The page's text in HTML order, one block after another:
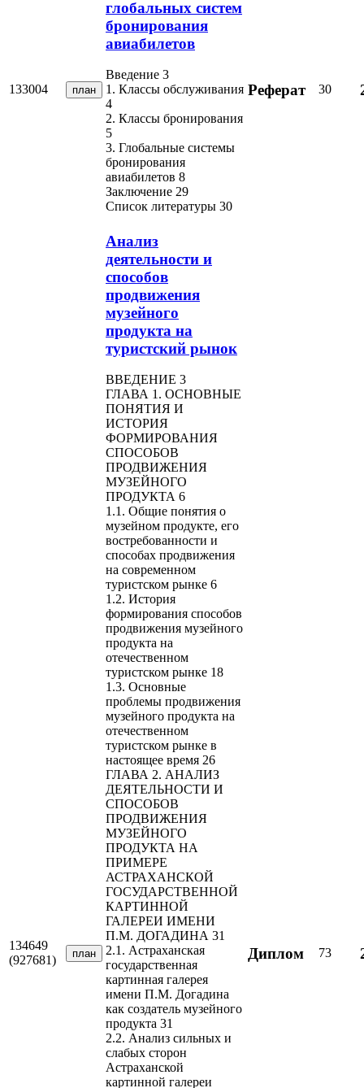
133004 план
глобальных систем
бронирования
авиабилетов
Введение 3
1. Классы обслуживания
4
2. Классы бронирования
5
3. Глобальные системы
бронирования
авиабилетов 8
Заключение 29
Список литературы 30
Реферат 30
134649
(927681)
план
Анализ
деятельности и
способов
продвижения
музейного
продукта на
туристский рынок
ВВЕДЕНИЕ 3
ГЛАВА 1. ОСНОВНЫЕ
ПОНЯТИЯ И
ИСТОРИЯ
ФОРМИРОВАНИЯ
СПОСОБОВ
ПРОДВИЖЕНИЯ
МУЗЕЙНОГО
ПРОДУКТА 6
1.1. Общие понятия о
музейном продукте, его
востребованности и
способах продвижения
на современном
туристском рынке 6
1.2. История
формирования способов
продвижения музейного
продукта на
отечественном
туристском рынке 18
1.3. Основные
проблемы продвижения
музейного продукта на
отечественном
туристском рынке в
настоящее время 26
ГЛАВА 2. АНАЛИЗ
ДЕЯТЕЛЬНОСТИ И
СПОСОБОВ
ПРОДВИЖЕНИЯ
МУЗЕЙНОГО
ПРОДУКТА НА
ПРИМЕРЕ
АСТРАХАНСКОЙ
ГОСУДАРСТВЕННОЙ
КАРТИННОЙ
ГАЛЕРЕИ ИМЕНИ
П.М. ДОГАДИНА 31
2.1. Астраханская
государственная
картинная галерея
имени П.М. Догадина
как создатель музейного
продукта 31
2.2. Анализ сильных и
слабых сторон
Астраханской
картинной галереи
Диплом 73